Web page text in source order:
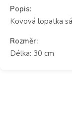
Popis:
Kovová lopatka
Rozměr:
Délka: 30 cm